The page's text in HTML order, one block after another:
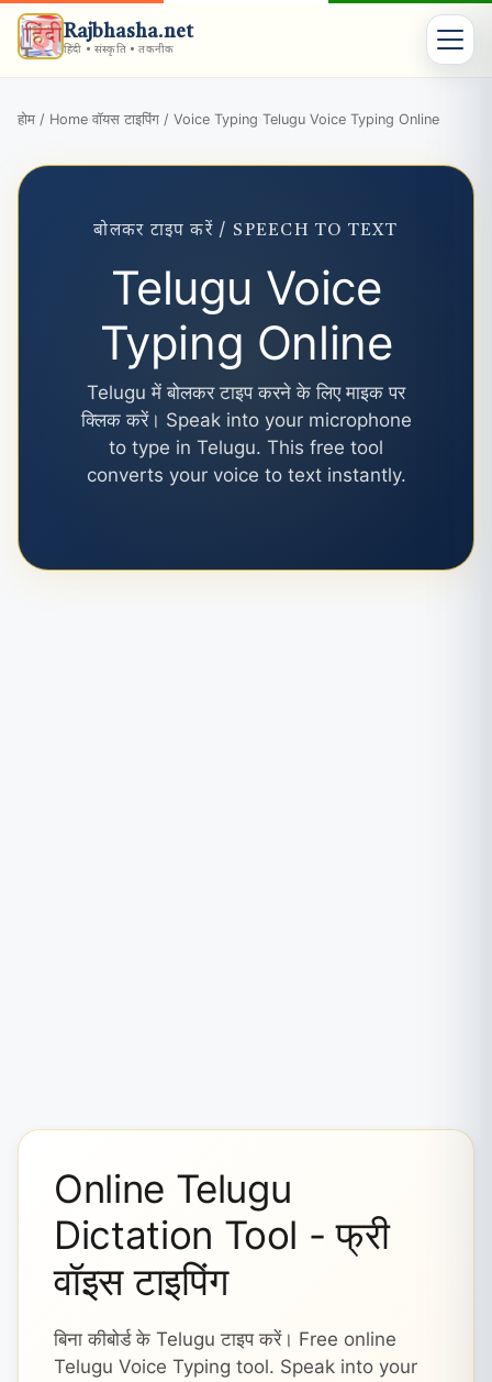
Rajbhasha.net
हिंदी • संस्कृति • तकनीक
होम / Home वॉयस टाइपिंग / Voice Typing Telugu Voice Typing Online
बोलकर टाइप करें / SPEECH TO TEXT
Telugu Voice
Typing Online
Telugu में बोलकर टाइप करने के लिए माइक पर
क्लिक करें। Speak into your microphone
to type in Telugu. This free tool
converts your voice to text instantly.
Online Telugu
Dictation Tool - फ्री
वॉइस टाइपिंग
बिना कीबोर्ड के Telugu टाइप करें। Free online
Telugu Voice Typing tool. Speak into your